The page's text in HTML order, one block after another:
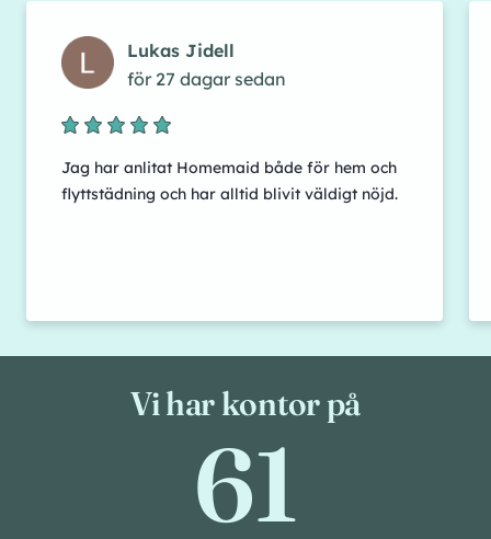
Lukas Jidell
för 27 dagar sedan
Jag har anlitat Homemaid både för hem och
flyttstädning och har alltid blivit väldigt nöjd.
Vi har kontor på
61
61